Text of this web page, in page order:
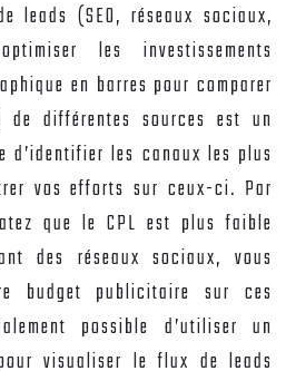
leads (SEO, réseaux sociaux,
les investissements
en barres pour comparer
différentes sources est un
d’identifier les canaux les plus
vos efforts sur ceux-ci. Par
que le CPL est plus faible
des réseaux sociaux, vous
budget publicitaire sur ces
possible d’utiliser un
visualiser le flux de leads